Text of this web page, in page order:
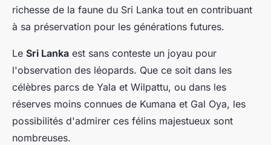
richesse de la faune du Sri Lanka tout en contribuant
à sa préservation pour les générations futures.
Le Sri Lanka est sans conteste un joyau pour
l'observation des léopards. Que ce soit dans les
célèbres parcs de Yala et Wilpattu, ou dans les
réserves moins connues de Kumana et Gal Oya, les
possibilités d'admirer ces félins majestueux sont
nombreuses.